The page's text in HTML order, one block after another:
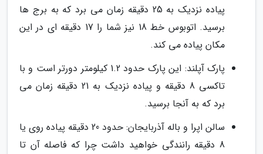
پیاده نزدیک به 25 دقیقه زمان می برد که به برج ها
برسید. اتوبوس خط 18 نیز شما را 17 دقیقه ای در این
مکان پیاده می کند.
پارک آپلند: این پارک حدود 1.2 کیلومتر دورتر است و با
تاکسی 8 دقیقه و پیاده نزدیک به 21 دقیقه زمان می
برد که به آنجا برسید.
سالن اپرا و باله آذربایجان: حدود 20 دقیقه پیاده روی یا
8 دقیقه رانندگی خواهید داشت چرا که فاصله آن تا